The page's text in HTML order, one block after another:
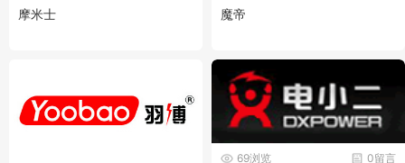
摩米士 魔帝
0留言
69浏览